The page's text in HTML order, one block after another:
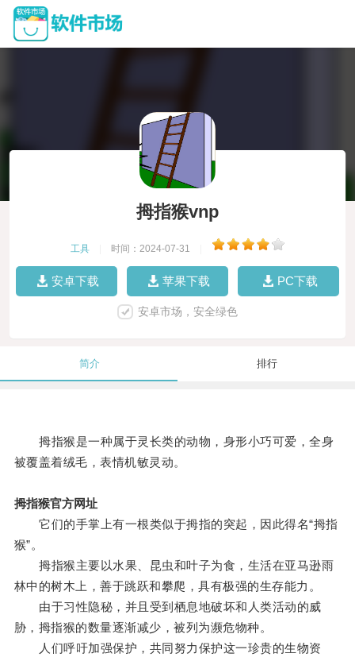
拇指猴vnp
工具 时间：2024-07-31
安卓下载 苹果下载 PC下载
安卓市场，安全绿色
简介 排行
拇指猴是一种属于灵长类的动物，身形小巧可爱，全身
被覆盖着绒毛，表情机敏灵动。
拇指猴官方网址
它们的手掌上有一根类似于拇指的突起，因此得名“拇指
猴”。
拇指猴主要以水果、昆虫和叶子为食，生活在亚马逊雨
林中的树木上，善于跳跃和攀爬，具有极强的生存能力。
由于习性隐秘，并且受到栖息地破坏和人类活动的威
胁，拇指猴的数量逐渐减少，被列为濒危物种。
人们呼吁加强保护，共同努力保护这一珍贵的生物资